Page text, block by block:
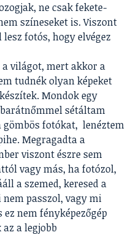
ne csak fekete-
színeseket is. Viszont
fotós, hogy elvégez
világot, mert akkor a
tudnék olyan képeket
Mondok egy
sétáltam
gömbös fotókat, lenéztem
Megragadta a
viszont észre sem
vagy más, ha fotózol,
a szemed, keresed a
passzol, vagy mi
nem fényképezőgép
a legjobb